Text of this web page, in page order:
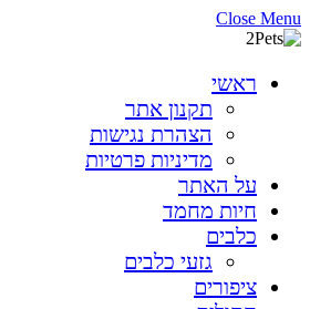
Close Menu
ראשי
תקנון אתר
הצהרת נגישות
מדיניות פרטיות
על האתר
חיות מחמד
כלבים
גזעי כלבים
ציפורים